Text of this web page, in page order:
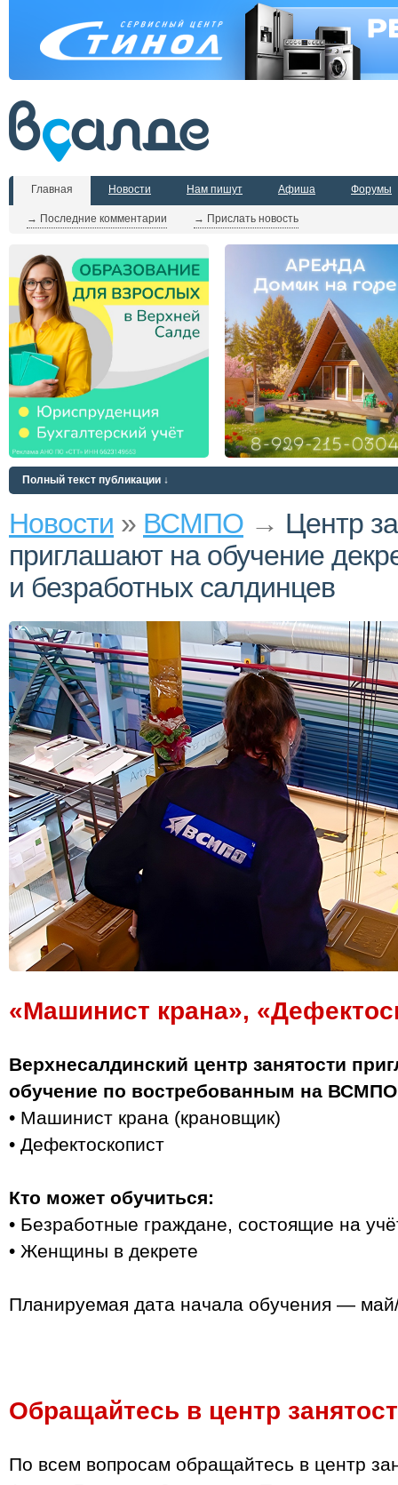
Главная
→ Последние комментарии → Прислать новость
Новости Нам пишут Афиша Форумы
Полный текст публикации ↓
Новости » ВСМПО → Центр
приглашают на обучение
и безработных салдинцев
«Машинист крана»,
Верхнесалдинский центр занятости
обучение по востребованным на
• Машинист крана (крановщик)
• Дефектоскопист
Кто может обучиться:
• Безработные граждане, состоящие на
• Женщины в декрете
Планируемая дата начала обучения —
Обращайтесь в центр
По всем вопросам обращайтесь в центр